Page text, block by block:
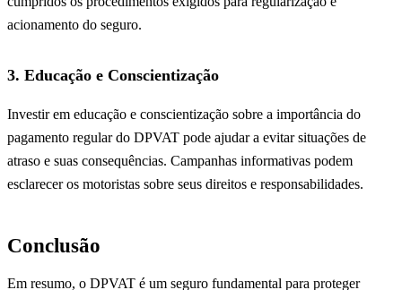
acionamento do seguro.
3. Educação e Conscientização
Investir em educação e conscientização sobre a importância do
pagamento regular do DPVAT pode ajudar a evitar situações de
atraso e suas consequências. Campanhas informativas podem
esclarecer os motoristas sobre seus direitos e responsabilidades.
Conclusão
Em resumo, o DPVAT é um seguro fundamental para proteger